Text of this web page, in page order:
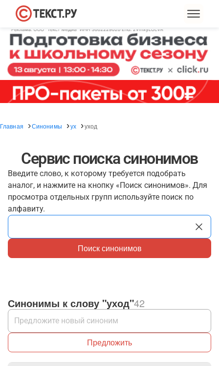
Главная Синонимы ух уход
Сервис поиска синонимов
Введите слово, к которому требуется подобрать
аналог, и нажмите на кнопку «Поиск синонимов». Для
просмотра отдельных групп используйте поиск по
алфавиту.
Поиск синонимов
Синонимы к слову "уход"42
Предложить